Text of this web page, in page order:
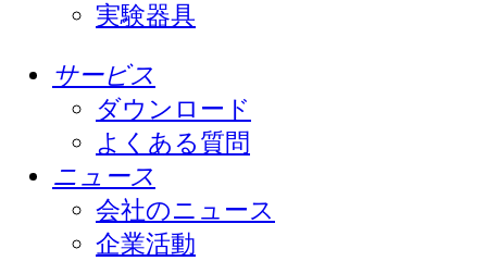
実験器具
サービス
ダウンロード
よくある質問
ニュース
会社のニュース
企業活動